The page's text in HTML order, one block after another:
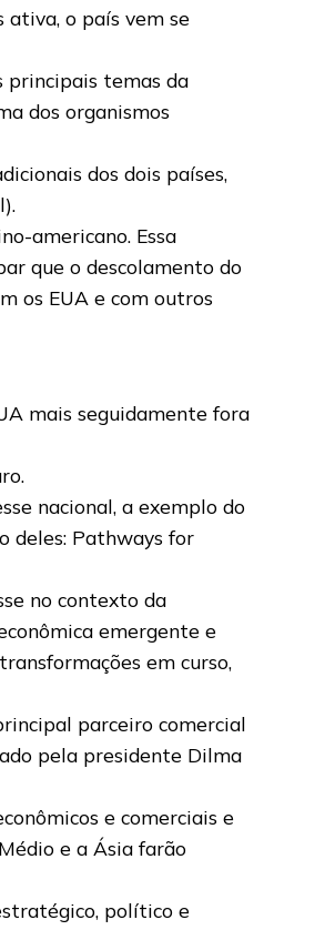
ativa, o país vem se
principais temas da
dos organismos
dos dois países,
americano. Essa
que o descolamento do
os EUA e com outros
mais seguidamente fora
nacional, a exemplo do
deles: Pathways for
no contexto da
emergente e
em curso,
parceiro comercial
pela presidente Dilma
e comerciais e
e a Ásia farão
político e